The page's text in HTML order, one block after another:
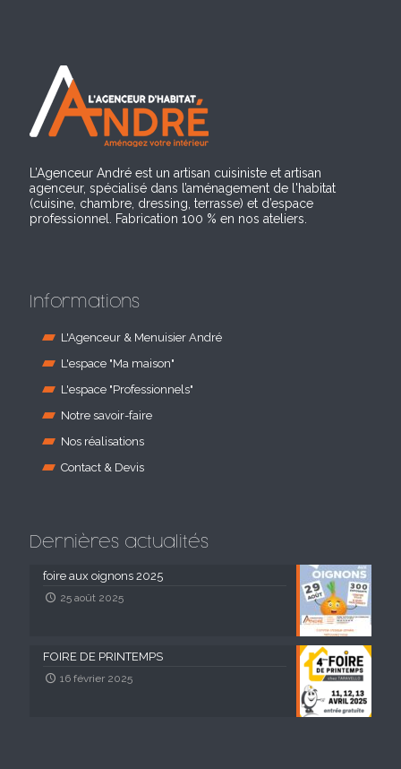
L’Agenceur André est un artisan cuisiniste et artisan
agenceur, spécialisé dans l’aménagement de l'habitat
(cuisine, chambre, dressing, terrasse) et d’espace
professionnel. Fabrication 100 % en nos ateliers.
Informations
L'Agenceur & Menuisier André
L'espace "Ma maison"
L'espace "Professionnels"
Notre savoir-faire
Nos réalisations
Contact & Devis
Dernières actualités
foire aux oignons 2025
25 août 2025
FOIRE DE PRINTEMPS
16 février 2025